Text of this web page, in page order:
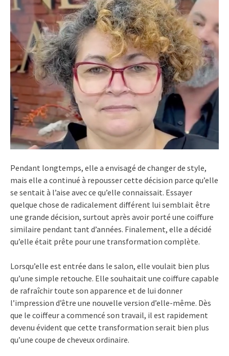
Pendant longtemps, elle a envisagé de changer de style,
mais elle a continué à repousser cette décision parce qu’elle
se sentait à l’aise avec ce qu’elle connaissait. Essayer
quelque chose de radicalement différent lui semblait être
une grande décision, surtout après avoir porté une coiffure
similaire pendant tant d’années. Finalement, elle a décidé
qu’elle était prête pour une transformation complète.
Lorsqu’elle est entrée dans le salon, elle voulait bien plus
qu’une simple retouche. Elle souhaitait une coiffure capable
de rafraîchir toute son apparence et de lui donner
l’impression d’être une nouvelle version d’elle-même. Dès
que le coiffeur a commencé son travail, il est rapidement
devenu évident que cette transformation serait bien plus
qu’une coupe de cheveux ordinaire.